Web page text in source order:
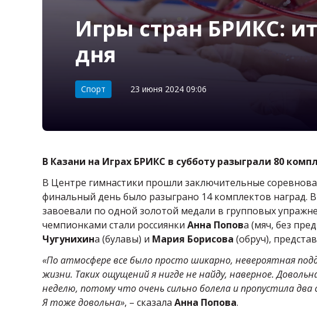
Игры стран БРИКС:
дня
Категория:
Спорт 23 июня 2024 09:06
В Казани на Играх БРИКС в субботу разыграли 80
В Центре гимнастики прошли заключительные
финальный день было разыграно 14 комплектов наград.
завоевали по одной золотой медали в групповых
чемпионками стали россиянки Анна Попова (мяч, без
Чугунихина (булавы) и Мария Борисова (обруч),
«По атмосфере все было просто шикарно, невероятная
жизни. Таких ощущений я нигде не найду, наверное.
неделю, потому что очень сильно болела и пропустила
Я тоже довольна», – сказала Анна Попова.